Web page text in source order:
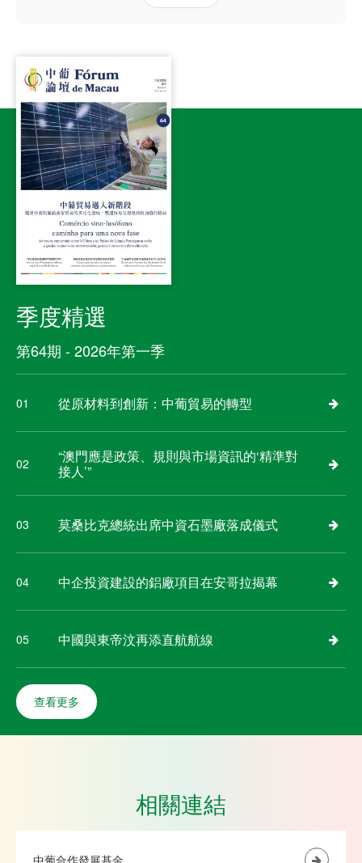
季度精選
第64期 - 2026年第一季
01 從原材料到創新：中葡貿易的轉型
02
“澳門應是政策、規則與市場資訊的‘精準對
接人’”
03 莫桑比克總統出席中資石墨廠落成儀式
04 中企投資建設的鋁廠項目在安哥拉揭幕
05 中國與東帝汶再添直航航線
查看更多
相關連結
中葡合作發展基金